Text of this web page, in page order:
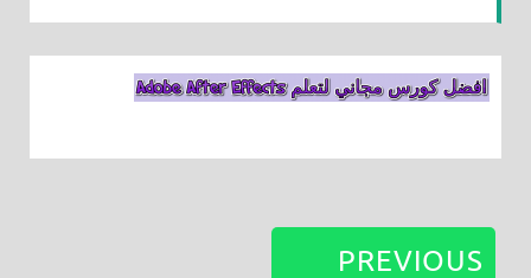
PREVIOUS